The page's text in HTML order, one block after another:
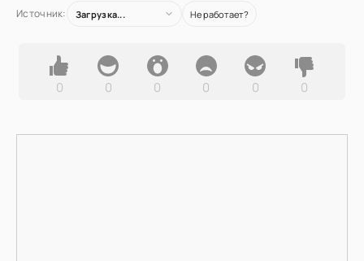
Источник: Загрузка... Не работает?
0 0 0 0 0 0